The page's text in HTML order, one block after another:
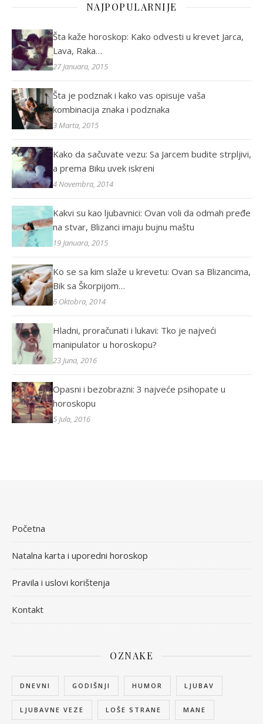
NAJPOPULARNIJE
Šta kaže horoskop: Kako odvesti u krevet Jarca,
Lava, Raka…
27 Januara, 2015
Šta je podznak i kako vas opisuje vaša
kombinacija znaka i podznaka
3 Marta, 2015
Kako da sačuvate vezu: Sa Jarcem budite strpljivi,
a prema Biku uvek iskreni
4 Novembra, 2014
Kakvi su kao ljubavnici: Ovan voli da odmah pređe
na stvar, Blizanci imaju bujnu maštu
19 Januara, 2015
Ko se sa kim slaže u krevetu: Ovan sa Blizancima,
Bik sa Škorpijom…
6 Oktobra, 2014
Hladni, proračunati i lukavi: Tko je najveći
manipulator u horoskopu?
23 Juna, 2016
Opasni i bezobrazni: 3 najveće psihopate u
horoskopu
5 Jula, 2016
Početna
Natalna karta i uporedni horoskop
Pravila i uslovi korištenja
Kontakt
OZNAKE
DNEVNI GODIŠNJI HUMOR LJUBAV
LJUBAVNE VEZE LOŠE STRANE MANE